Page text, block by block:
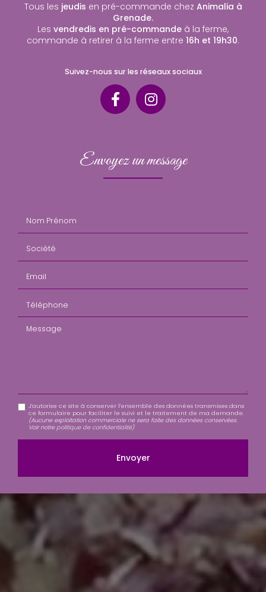
Tous les jeudis en pré-commande chez Animalia à
Grenade.
Les vendredis en pré-commande à la ferme,
commande à retirer à la ferme entre 16h et 19h30.
Suivez-nous sur les réseaux sociaux
Envoyez un message
Message
J'autorise ce site à conserver l'ensemble des données transmises dans
ce formulaire pour faciliter le suivi et le traitement de ma demande.
(Aucune exploitation commerciale ne sera faite des données conservées.
Voir notre politique de confidentialité)